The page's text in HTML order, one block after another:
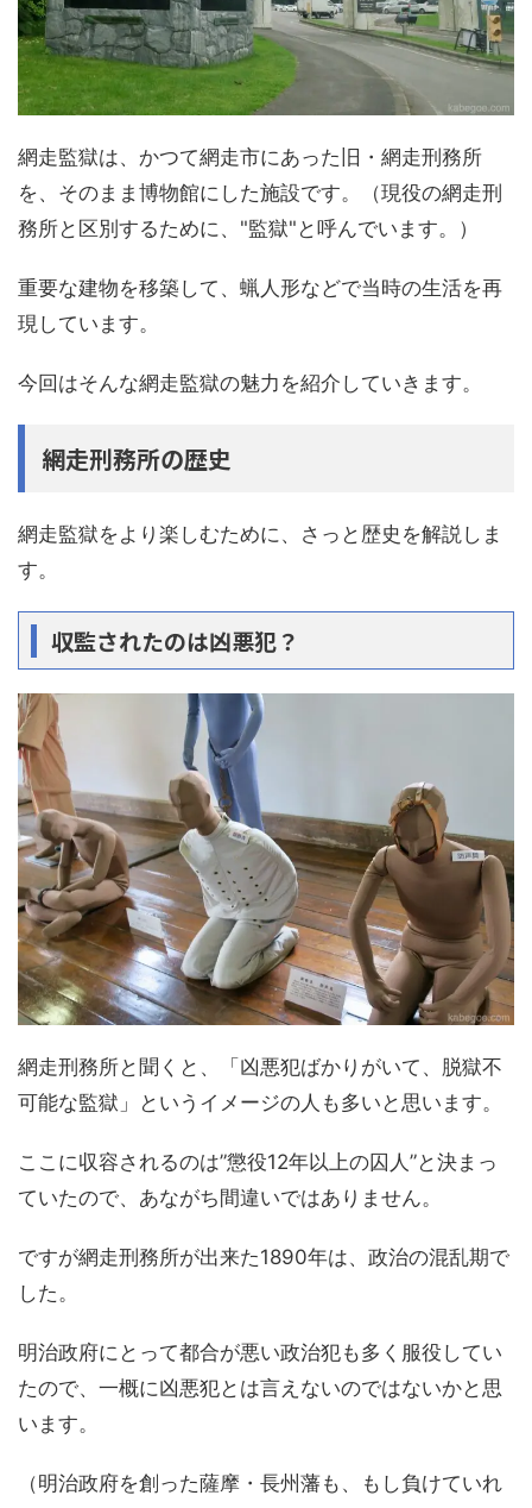
網走監獄は、かつて網走市にあった旧・網走刑務所
を、そのまま博物館にした施設です。（現役の網走刑
務所と区別するために、"監獄"と呼んでいます。）
重要な建物を移築して、蝋人形などで当時の生活を再
現しています。
今回はそんな網走監獄の魅力を紹介していきます。
網走刑務所の歴史
網走監獄をより楽しむために、さっと歴史を解説しま
す。
収監されたのは凶悪犯？
網走刑務所と聞くと、「凶悪犯ばかりがいて、脱獄不
可能な監獄」というイメージの人も多いと思います。
ここに収容されるのは”懲役12年以上の囚人”と決まっ
ていたので、あながち間違いではありません。
ですが網走刑務所が出来た1890年は、政治の混乱期で
した。
明治政府にとって都合が悪い政治犯も多く服役してい
たので、一概に凶悪犯とは言えないのではないかと思
います。
（明治政府を創った薩摩・長州藩も、もし負けていれ